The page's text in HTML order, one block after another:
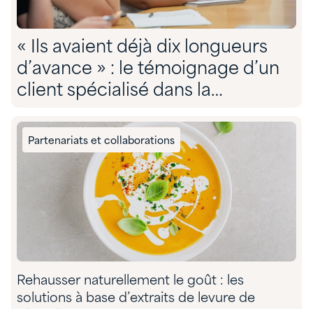
« Ils avaient déjà dix longueurs
d’avance » : le témoignage d’un
client spécialisé dans la
son partenariat avec Quadra »
Partenariats et collaborations
Rehausser naturellement le goût : les
solutions à base d’extraits de levure de